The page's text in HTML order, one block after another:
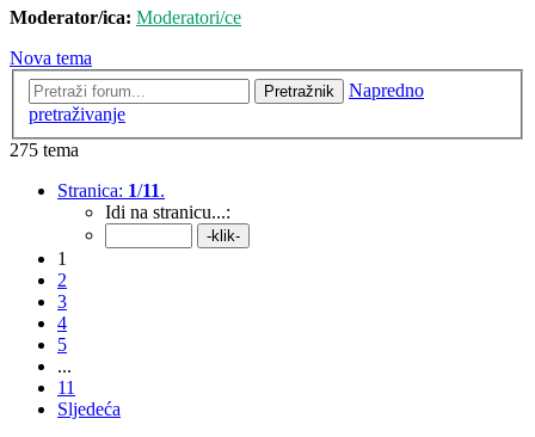
Moderator/ica: Moderatori/ce
Nova tema
Pretražnik
Napredno
pretraživanje
275 tema
Stranica: 1/11.
Idi na stranicu...:
1
2
3
4
5
...
11
Sljedeća